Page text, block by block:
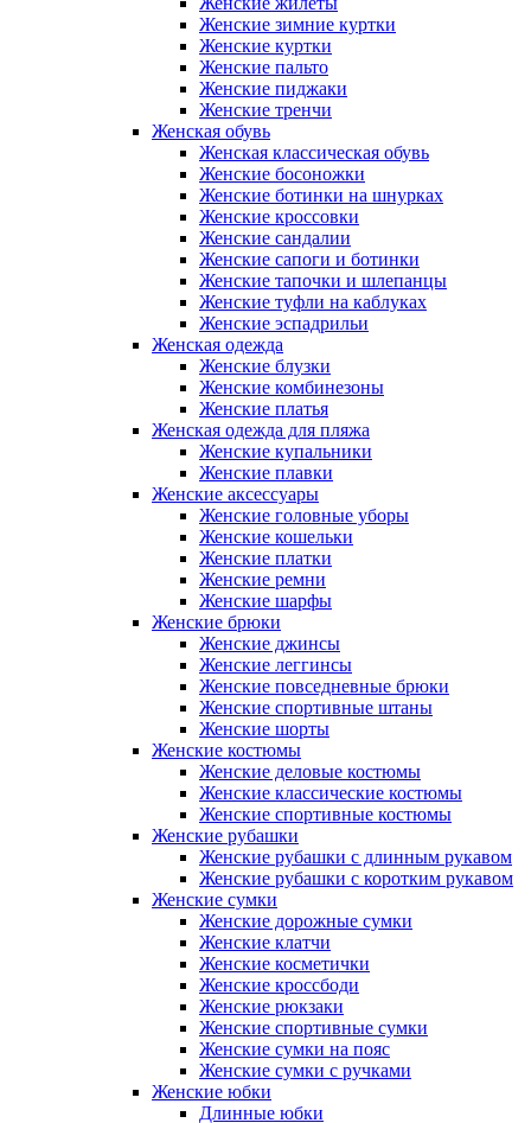
Женские зимние куртки
Женские куртки
Женские пальто
Женские пиджаки
Женские тренчи
Женская обувь
Женская классическая обувь
Женские босоножки
Женские ботинки на шнурках
Женские кроссовки
Женские сандалии
Женские сапоги и ботинки
Женские тапочки и шлепанцы
Женские туфли на каблуках
Женские эспадрильи
Женская одежда
Женские блузки
Женские комбинезоны
Женские платья
Женская одежда для пляжа
Женские купальники
Женские плавки
Женские аксессуары
Женские головные уборы
Женские кошельки
Женские платки
Женские ремни
Женские шарфы
Женские брюки
Женские джинсы
Женские леггинсы
Женские повседневные брюки
Женские спортивные штаны
Женские шорты
Женские костюмы
Женские деловые костюмы
Женские классические костюмы
Женские спортивные костюмы
Женские рубашки
Женские рубашки с длинным рукавом
Женские рубашки с коротким рукавом
Женские сумки
Женские дорожные сумки
Женские клатчи
Женские косметички
Женские кроссбоди
Женские рюкзаки
Женские спортивные сумки
Женские сумки на пояс
Женские сумки с ручками
Женские юбки
Длинные юбки